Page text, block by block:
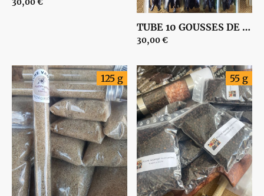
TUBE 10 GOUSSES DE VANILLE de Madagascar | 00018
30,00 €
125 g 55 g